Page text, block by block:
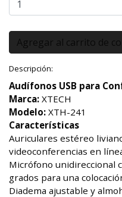
Descripción:
Audífonos USB para
Marca: XTECH
Modelo: XTH-241
Características
Auriculares estéreo
videoconferencias en
Micrófono unidireccional
grados para una
Diadema ajustable y